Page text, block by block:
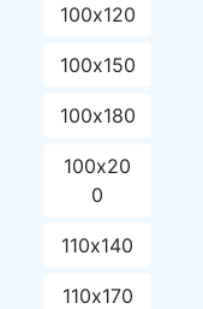
100х120
100х150
100х180
100х20
0
110х140
110х170